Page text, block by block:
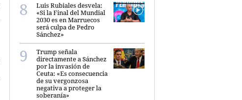
Luis Rubiales desvela:
«Si la Final del Mundial
2030 es en Marruecos
será culpa de Pedro
Sánchez»
Trump señala
directamente a Sánchez
por la invasión de
Ceuta: «Es consecuencia
de su vergonzosa
negativa a proteger la
soberanía»